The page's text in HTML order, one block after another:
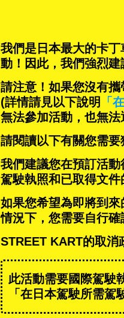
我們是日本最大的卡
動 ！因此，我們強烈建
請注意！如果您沒有攜
(詳情請見以下說明
「
無法參加活動，也無法
請閱讀以下有關您需要
我們建議您在預訂活
駕駛執照和已取得文件
如果您希望為即將到
情況下，您需要自行確
STREET KART的取消
此活動需要國際駕駛
「在日本駕駛所需駕